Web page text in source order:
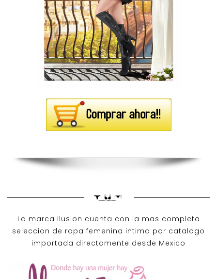
La marca Ilusion cuenta con la mas completa
seleccion de ropa femenina intima por catalogo
importada directamente desde Mexico